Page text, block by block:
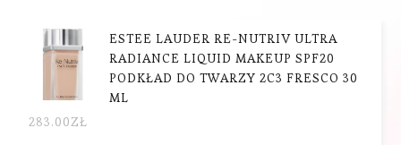
ESTEE LAUDER RE-NUTRIV ULTRA
RADIANCE LIQUID MAKEUP SPF20
PODKŁAD DO TWARZY 2C3 FRESCO 30
ML
283.00ZŁ